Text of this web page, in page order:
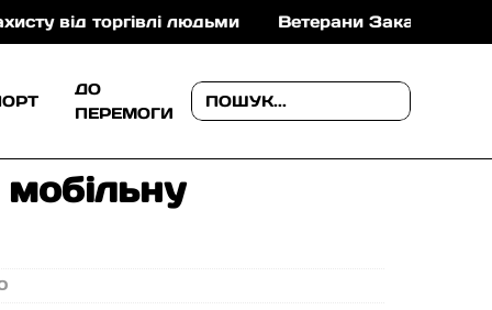
Ветерани Закарпаття можуть отримати до 1 млн
ДО
ПЕРЕМОГИ